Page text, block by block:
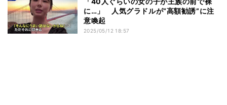
に…」 人気グラドルが“高額勧誘”に注
意喚起
2025/05/12 18:57